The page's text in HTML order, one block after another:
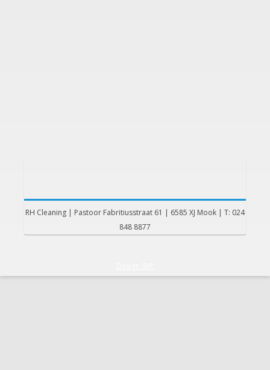
RH Cleaning | Pastoor Fabritiusstraat 61 | 6585 XJ Mook | T: 024
848 8877